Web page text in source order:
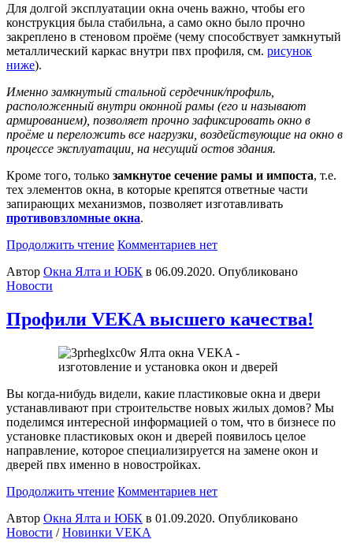
Для долгой эксплуатации окна очень важно, чтобы его
конструкция была стабильна, а само окно было прочно
закреплено в стеновом проёме (чему способствует замкнутый
металлический каркас внутри пвх профиля, см. рисунок
ниже).
Именно замкнутый стальной сердечник/профиль,
расположенный внутри оконной рамы (его и называют
армированием), позволяет прочно зафиксировать окно в
проёме и переложить все нагрузки, воздействующие на окно в
процессе эксплуатации, на несущий остов здания.
Кроме того, только замкнутое сечение рамы и импоста, т.е.
тех элементов окна, в которые крепятся ответные части
запирающих механизмов, позволяет изготавливать
противовзломные окна.
Продолжить чтение Комментариев нет
Автор Окна Ялта и ЮБК в 06.09.2020. Опубликовано
Новости
Профили VEKA высшего качества!
Вы когда-нибудь видели, какие пластиковые окна и двери
устанавливают при строительстве новых жилых домов? Мы
поделимся интересной информацией о том, что в бизнесе по
установке пластиковых окон и дверей появилось целое
направление, которое специализируется на замене окон и
дверей пвх именно в новостройках.
Продолжить чтение Комментариев нет
Автор Окна Ялта и ЮБК в 01.09.2020. Опубликовано
Новости /Новинки VEKA